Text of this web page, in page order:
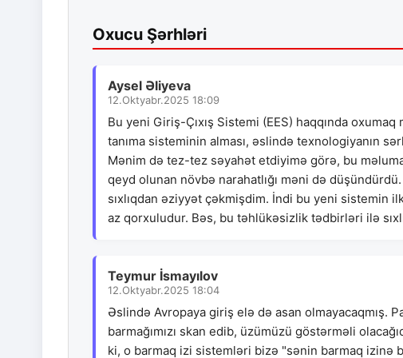
Oxucu Şərhləri
Aysel Əliyeva
12.Oktyabr.2025 18:09
Bu yeni Giriş-Çıxış Sistemi (EES) haqqında
tanıma sisteminin alması, əslində texnologiyanın
Mənim də tez-tez səyahət etdiyimə görə, bu
qeyd olunan növbə narahatlığı məni də
sıxlıqdan əziyyət çəkmişdim. İndi bu yeni sistemin
az qorxuludur. Bəs, bu təhlükəsizlik tədbirləri ilə
Teymur İsmayılov
12.Oktyabr.2025 18:04
Əslində Avropaya giriş elə də asan olmayacaqmış.
barmağımızı skan edib, üzümüzü göstərməli
ki, o barmaq izi sistemləri bizə "sənin barmaq izinə